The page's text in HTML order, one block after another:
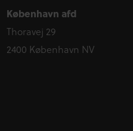
København afd
Thoravej 29
2400 København NV